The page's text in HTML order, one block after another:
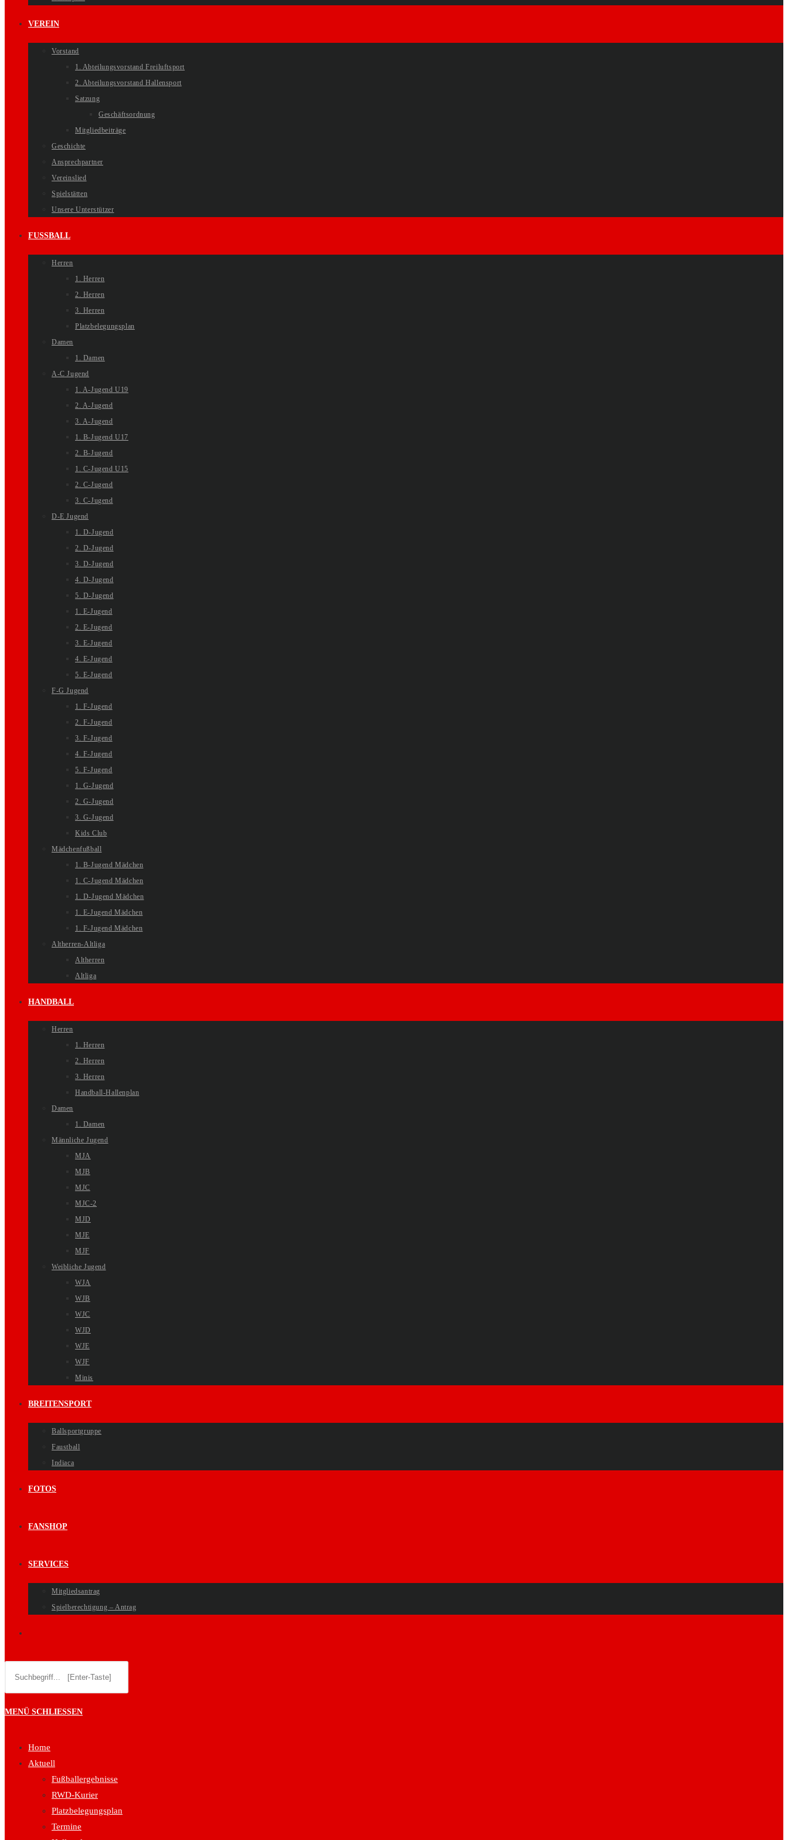
VEREIN
Vorstand
1. Abteilungsvorstand Freiluftsport
2. Abteilungsvorstand Hallensport
Satzung
Geschäftsordnung
Mitgliedbeiträge
Geschichte
Ansprechpartner
Vereinslied
Spielstätten
Unsere Unterstützer
FUSSBALL
Herren
1. Herren
2. Herren
3. Herren
Platzbelegungsplan
Damen
1. Damen
A-C Jugend
1. A-Jugend U19
2. A-Jugend
3. A-Jugend
1. B-Jugend U17
2. B-Jugend
1. C-Jugend U15
2. C-Jugend
3. C-Jugend
D-E Jugend
1. D-Jugend
2. D-Jugend
3. D-Jugend
4. D-Jugend
5. D-Jugend
1. E-Jugend
2. E-Jugend
3. E-Jugend
4. E-Jugend
5. E-Jugend
F-G Jugend
1. F-Jugend
2. F-Jugend
3. F-Jugend
4. F-Jugend
5. F-Jugend
1. G-Jugend
2. G-Jugend
3. G-Jugend
Kids Club
Mädchenfußball
1. B-Jugend Mädchen
1. C-Jugend Mädchen
1. D-Jugend Mädchen
1. E-Jugend Mädchen
1. F-Jugend Mädchen
Altherren-Altliga
Altherren
Altliga
HANDBALL
Herren
1. Herren
2. Herren
3. Herren
Handball-Hallenplan
Damen
1. Damen
Männliche Jugend
MJA
MJB
MJC
MJC-2
MJD
MJE
MJF
Weibliche Jugend
WJA
WJB
WJC
WJD
WJE
WJF
Minis
BREITENSPORT
Ballsportgruppe
Faustball
Indiaca
FOTOS
FANSHOP
SERVICES
Mitgliedsantrag
Spielberechtigung – Antrag
UMSCHALTEN
MENÜ SCHLIESSEN
Home
Aktuell
Fußballergebnisse
RWD-Kurier
Platzbelegungsplan
Termine